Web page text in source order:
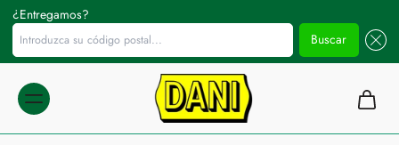
¿Entregamos?
Introduzca su código postal...
Buscar
al